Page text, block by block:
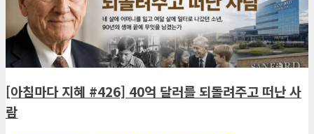
게재된 글
아침마다 지혜
[아침마다 지혜 #426] 40억 달러를 되돌려주고 떠난 사
람